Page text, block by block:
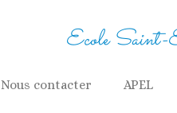
Ecole Saint-
Nous contacter APEL